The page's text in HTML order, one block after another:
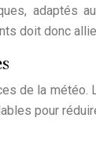
doit donc
de la
pour